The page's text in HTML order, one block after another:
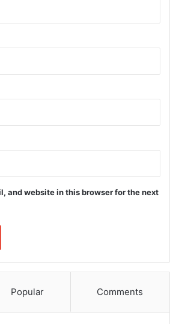
and website in this browser for the next
Popular Comments